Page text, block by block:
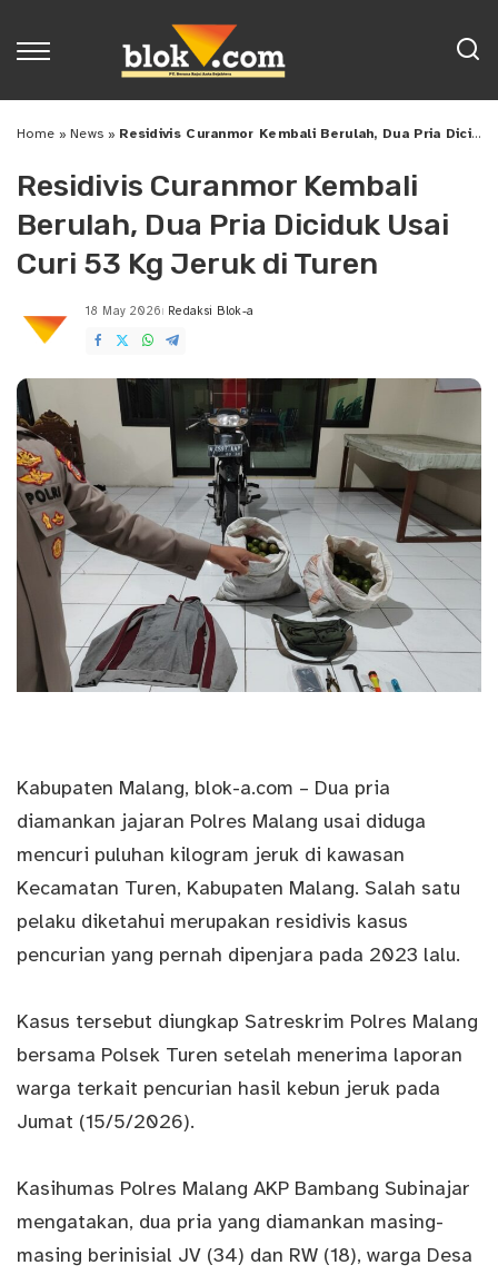
Home »News » Residivis Curanmor Kembali Berulah, Dua Pria Diciduk Usai Curi 53 Kg Jeruk di Turen
Residivis Curanmor Kembali
Berulah, Dua Pria Diciduk Usai
Curi 53 Kg Jeruk di Turen
18 May 2026
Posted
by
Redaksi Blok-a
Kabupaten Malang, blok-a.com – Dua pria
diamankan jajaran Polres Malang usai diduga
mencuri puluhan kilogram jeruk di kawasan
Kecamatan Turen, Kabupaten Malang. Salah satu
pelaku diketahui merupakan residivis kasus
pencurian yang pernah dipenjara pada 2023 lalu.
Kasus tersebut diungkap Satreskrim Polres Malang
bersama Polsek Turen setelah menerima laporan
warga terkait pencurian hasil kebun jeruk pada
Jumat (15/5/2026).
Kasihumas Polres Malang AKP Bambang Subinajar
mengatakan, dua pria yang diamankan masing-
masing berinisial JV (34) dan RW (18), warga Desa